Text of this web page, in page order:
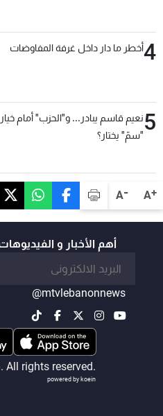
A+
A-
4أخطر ما دار داخل غرفة المفاوضات
5نعيم قاسم يبادر... و"الحزب" أمام
"سمّ" يختار؟
أهم الأخبار و
@mtvlebanonnews
rights reserved.
powered by koein